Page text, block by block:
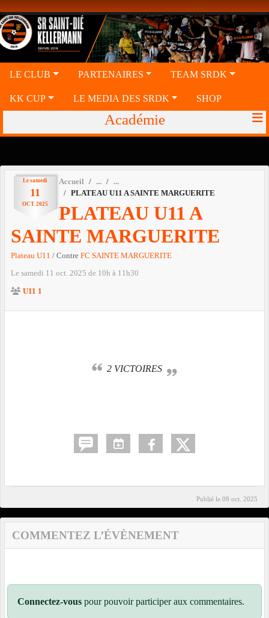
LE CLUB PARTENAIRES TEAM SRDK
KK CUP LE MEDIA DES SRDK SHOP
Académie
Le samedi
11
OCT. 2025
Accueil
PLATEAU U11 A SAINTE MARGUERITE
PLATEAU U11 A
SAINTE MARGUERITE
Plateau U11 / Contre FC SAINTE MARGUERITE
Le samedi 11 oct. 2025 de 10h à 11h30
U11 1
2 VICTOIRES
Publié le 08 oct. 2025
COMMENTEZ L’ÉVÈNEMENT
Connectez-vous pour pouvoir participer aux commentaires.